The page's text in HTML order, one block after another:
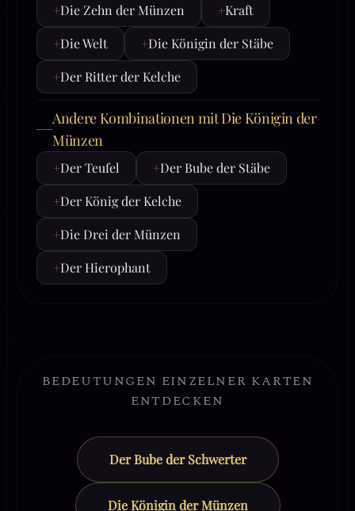
+Die Zehn der Münzen +Kraft
+Die Welt +Die Königin der Stäbe
+Der Ritter der Kelche
Andere Kombinationen mit Die Königin der
Münzen
+Der Teufel +Der Bube der Stäbe
+Der König der Kelche
+Die Drei der Münzen
+Der Hierophant
BEDEUTUNGEN EINZELNER KARTEN
ENTDECKEN
Der Bube der Schwerter
Die Königin der Münzen